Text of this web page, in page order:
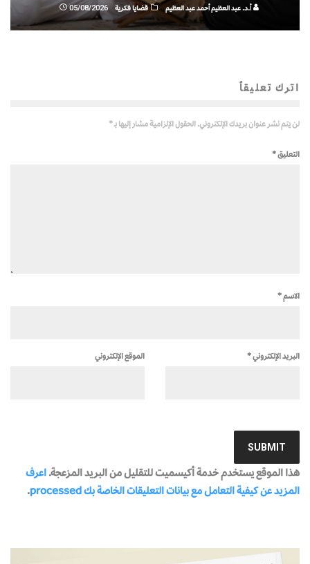
أ.د. عبد العظيم أحمد عبد العظيم قضايا فكرية 05/08/2026
اترك تعليقاً
لن يتم نشر عنوان بريدك الإلكتروني. الحقول الإلزامية مشار إليها بـ*
التعليق*
الاسم*
البريد الإلكتروني* الموقع الإلكتروني
هذا الموقع يستخدم خدمة أكيسميت للتقليل من البريد المزعجة. اعرف
المزيد عن كيفية التعامل مع بيانات التعليقات الخاصة بك processed
.